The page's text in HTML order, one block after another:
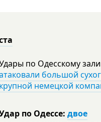
по Одесскому
большой
крупной немецкой
по Одессе: двое